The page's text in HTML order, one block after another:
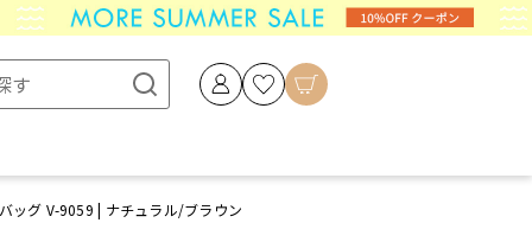
ッグ V-9059 | ナチュラル/ブラウン